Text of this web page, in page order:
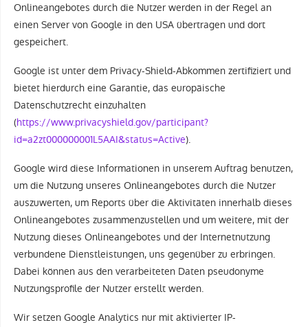
Onlineangebotes durch die Nutzer werden in der Regel an
einen Server von Google in den USA übertragen und dort
gespeichert.
Google ist unter dem Privacy-Shield-Abkommen zertifiziert und
bietet hierdurch eine Garantie, das europäische
Datenschutzrecht einzuhalten
(https://www.privacyshield.gov/participant?
id=a2zt000000001L5AAI&status=Active).
Google wird diese Informationen in unserem Auftrag benutzen,
um die Nutzung unseres Onlineangebotes durch die Nutzer
auszuwerten, um Reports über die Aktivitäten innerhalb dieses
Onlineangebotes zusammenzustellen und um weitere, mit der
Nutzung dieses Onlineangebotes und der Internetnutzung
verbundene Dienstleistungen, uns gegenüber zu erbringen.
Dabei können aus den verarbeiteten Daten pseudonyme
Nutzungsprofile der Nutzer erstellt werden.
Wir setzen Google Analytics nur mit aktivierter IP-